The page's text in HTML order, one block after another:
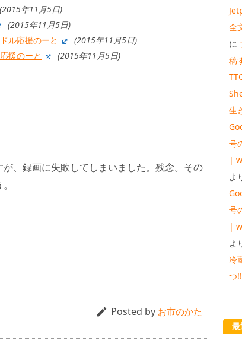
(2015年11月5日)
(2015年11月5日)
ル応援のーと
(2015年11月5日)
援のーと
(2015年11月5日)
、録画に失敗してしまいました。残念。その
 Posted by お市のかた
全
に
稿
生
号
|
よ
号
|
よ
冷
つ